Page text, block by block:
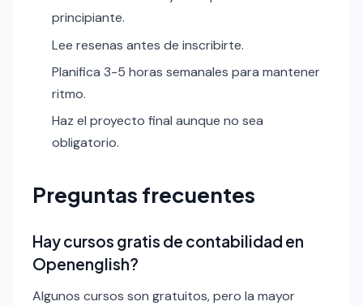
principiante.
Lee resenas antes de inscribirte.
Planifica 3-5 horas semanales para mantener
ritmo.
Haz el proyecto final aunque no sea
obligatorio.
Preguntas frecuentes
Hay cursos gratis de contabilidad en
Openenglish?
Algunos cursos son gratuitos, pero la mayor